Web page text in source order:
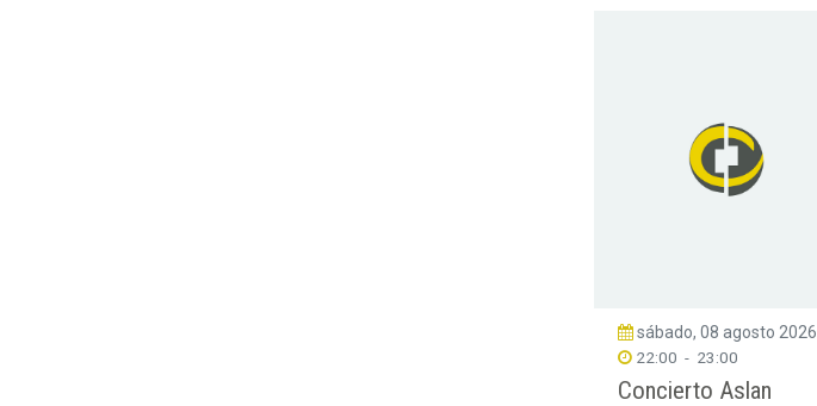
sábado, 08 agosto 2026
22:00 - 23:00
Concierto Aslan